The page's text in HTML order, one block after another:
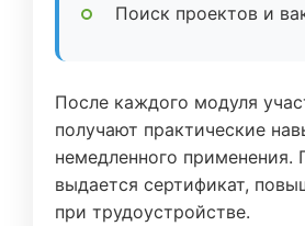
Поиск проектов и
После каждого модуля
получают практические
немедленного применения.
выдается сертификат,
при трудоустройстве.